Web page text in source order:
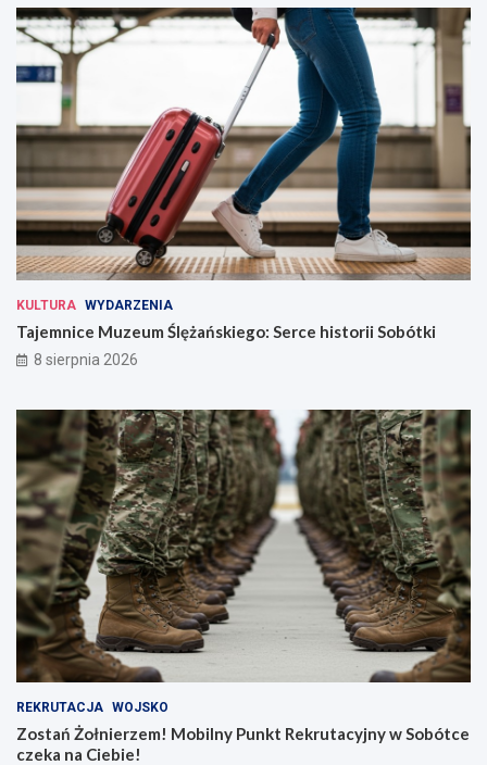
KULTURA WYDARZENIA
Tajemnice Muzeum Ślężańskiego: Serce historii Sobótki
8 sierpnia 2026
REKRUTACJA WOJSKO
Zostań Żołnierzem! Mobilny Punkt Rekrutacyjny w Sobótce
czeka na Ciebie!